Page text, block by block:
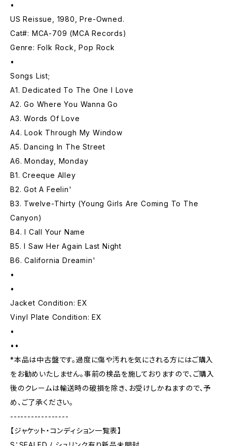
•
US Reissue, 1980, Pre-Owned.
Cat#: MCA-709 (MCA Records)
Genre: Folk Rock, Pop Rock
•
Songs List;
A1. Dedicated To The One I Love
A2. Go Where You Wanna Go
A3. Words Of Love
A4. Look Through My Window
A5. Dancing In The Street
A6. Monday, Monday
B1. Creeque Alley
B2. Got A Feelin'
B3. Twelve-Thirty (Young Girls Are Coming To The
Canyon)
B4. I Call Your Name
B5. I Saw Her Again Last Night
B6. California Dreamin'
•
•
Jacket Condition: EX
Vinyl Plate Condition: EX
•
••
*本品は中古盤です。過度に傷や汚れを気にされる方にはご購入
をお勧めいたしません。事前の検品を施しておりますので、ご購入
後のクレームは輸送時の破損を除き、お受けしかねますので、予
め、ご了承ください。
-----------------
【ジャケット・コンディション一覧表】